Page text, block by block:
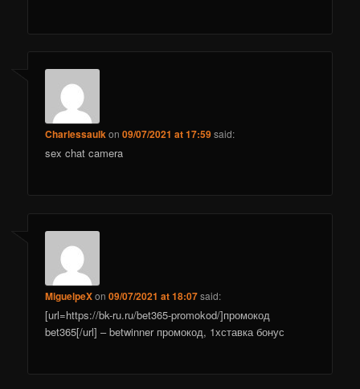
Charlessaulkon09/07/2021 at 17:59said:
sex chat camera
MiguelpeXon09/07/2021 at 18:07said:
[url=https://bk-ru.ru/bet365-promokod/]промокод
bet365[/url] – betwinner промокод, 1хставка бонус